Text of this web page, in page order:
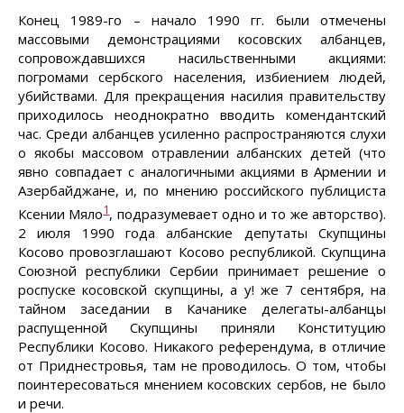
Конец 1989-го – начало 1990 гг. были отмечены
массовыми демонстрациями косовских албанцев,
сопровождавшихся насильственными акциями:
погромами сербского населения, избиением людей,
убийствами. Для прекращения насилия правительству
приходилось неоднократно вводить комендантский
час. Среди албанцев усиленно распространяются слухи
о якобы массовом отравлении албанских детей (что
явно совпадает с аналогичными акциями в Армении и
Азербайджане, и, по мнению российского публициста
Ксении Мяло1, подразумевает одно и то же авторство).
2 июля 1990 года албанские депутаты Скупщины
Косово провозглашают Косово республикой. Скупщина
Союзной республики Сербии принимает решение о
роспуске косовской скупщины, а у! же 7 сентября, на
тайном заседании в Качанике делегаты-албанцы
распущенной Скупщины приняли Конституцию
Республики Косово. Никакого референдума, в отличие
от Приднестровья, там не проводилось. О том, чтобы
поинтересоваться мнением косовских сербов, не было
и речи.